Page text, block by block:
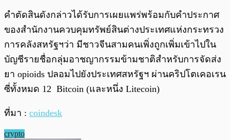
คำตัดสินดังกล่าวได้รับการเผยแพร่พร้อมกับคำประกาศ
ของสำนักงานควบคุมทรัพย์สินต่างประเทศแห่งกระทรวง
การคลังสหรัฐฯว่า มีชาวจีนสามคนเพิ่งถูกเพิ่มเข้าไปใน
บัญชีรายชื่อกลุ่มอาชญากรรมข้ามชาติสำหรับการจัดส่ง
ยา opioids ปลอมไปยังประเทศสหรัฐฯ ผ่านคริปโตเคอเรน
ซี่ทั้งหมด 12 Bitcoin (และหนึ่ง Litecoin)
ที่มา : coindesk
crypto